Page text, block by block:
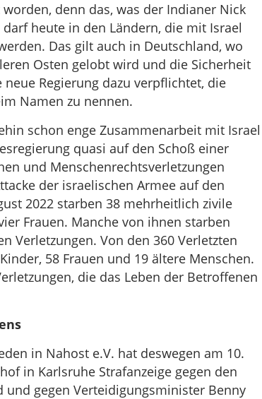
denn das, was der Indianer Nick
heute in den Ländern, die mit Israel
Das gilt auch in Deutschland, wo
Osten gelobt wird und die Sicherheit
neue Regierung dazu verpflichtet, die
Namen zu nennen.
schon enge Zusammenarbeit mit Israel
quasi auf den Schoß einer
und Menschenrechtsverletzungen
der israelischen Armee auf den
2022 starben 38 mehrheitlich zivile
Frauen. Manche von ihnen starben
Verletzungen. Von den 360 Verletzten
58 Frauen und 19 ältere Menschen.
die das Leben der Betroffenen
in Nahost e.V. hat deswegen am 10.
in Karlsruhe Strafanzeige gegen den
gegen Verteidigungsminister Benny